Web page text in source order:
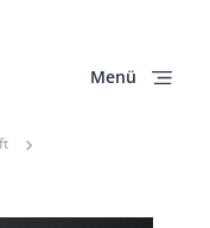
Menü